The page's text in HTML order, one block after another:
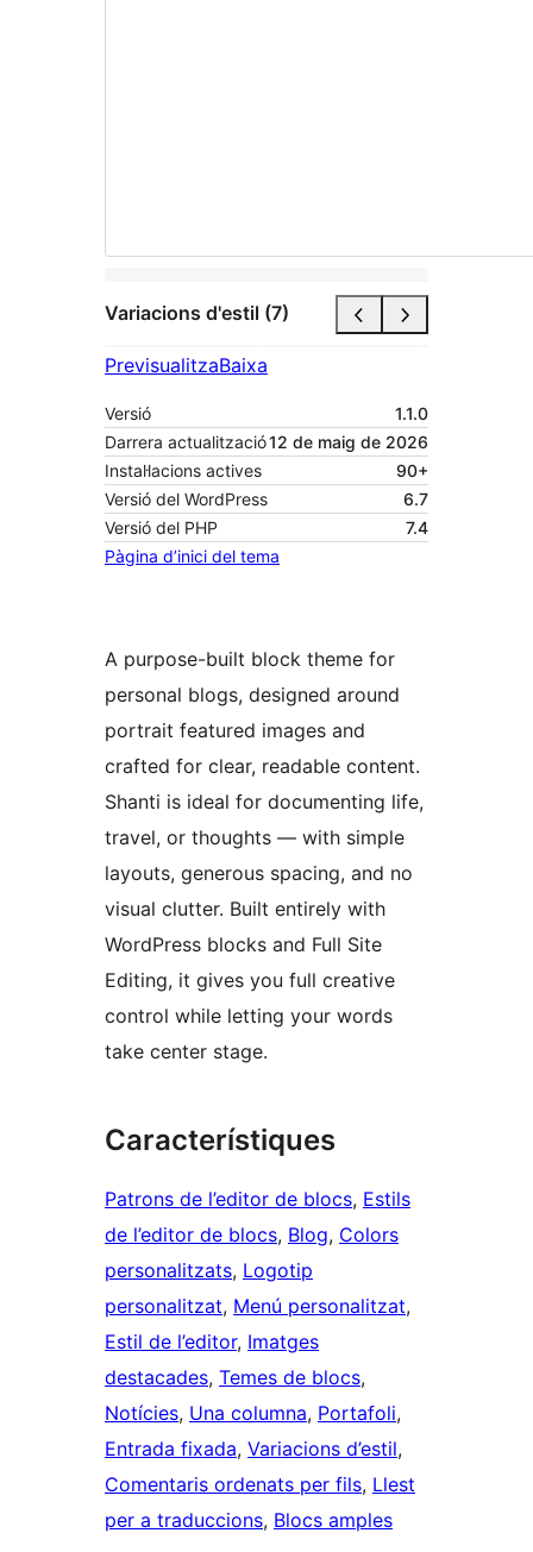
Variacions d'estil (7)
PrevisualitzaBaixa
Versió
1.1.0
Darrera actualització12 de maig de 2026
Instal·lacions actives
90+
Versió del WordPress
6.7
Versió del PHP
7.4
Pàgina d’inici del tema
A purpose-built block theme for
personal blogs, designed around
portrait featured images and
crafted for clear, readable content.
Shanti is ideal for documenting life,
travel, or thoughts — with simple
layouts, generous spacing, and no
visual clutter. Built entirely with
WordPress blocks and Full Site
Editing, it gives you full creative
control while letting your words
take center stage.
Característiques
Patrons de l’editor de blocs, Estils
de l’editor de blocs, Blog, Colors
personalitzats, Logotip
personalitzat, Menú personalitzat
Estil de l’editor, Imatges
destacades, Temes de blocs
Notícies, Una columna, Portafoli
Entrada fixada, Variacions d’estil
Comentaris ordenats per fils, Llest
per a traduccions, Blocs amples